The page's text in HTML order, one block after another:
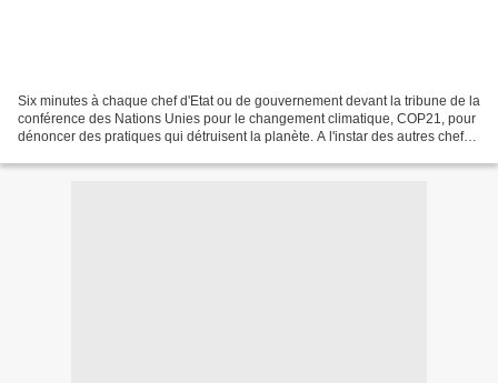
Six minutes à chaque chef d'Etat ou de gouvernement devant la tribune de la
conférence des Nations Unies pour le changement climatique, COP21, pour
dénoncer des pratiques qui détruisent la planète. A l'instar des autres chefs